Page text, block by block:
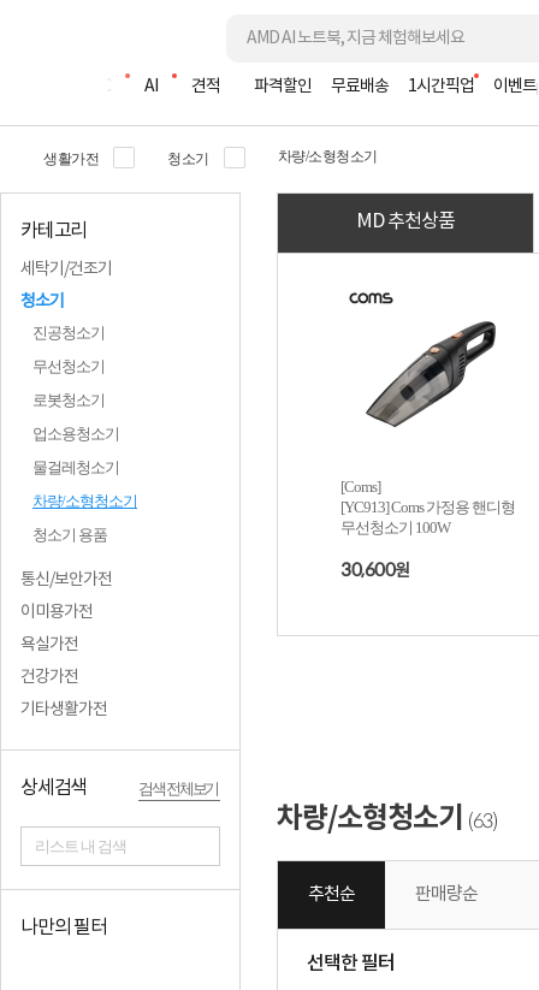
조립PC AI 견적 파격할인 무료배송 1시간픽업 이벤트
생활가전 청소기 차량/소형청소기
카테고리
세탁기/건조기
청소기
진공청소기
무선청소기
로봇청소기
업소용청소기
물걸레청소기
차량/소형청소기
청소기 용품
통신/보안가전
이미용가전
욕실가전
건강가전
기타생활가전
상세검색 검색 전체보기
리스트 내 검색
나만의 필터
MD 추천상품
[Coms]
[YC913] Coms 가정용 핸디형
무선청소기 100W
30,600원
차량/소형청소기 (63)
추천순 판매량순
선택한 필터